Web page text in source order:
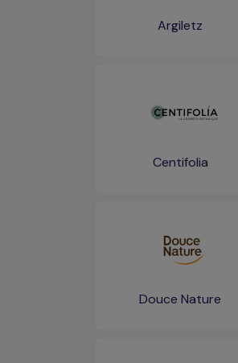
Argiletz
Centifolia
Douce Nature